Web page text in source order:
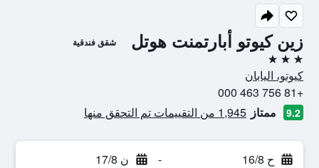
زين كيوتو أبارتمنت هوتل شقق فندقية
3 نجوم
كيوتو، اليابان
+81 756 463 000
9.2 ممتاز 1,945 من التقييمات تم التحقق منها
ح 16/8 - ن 17/8